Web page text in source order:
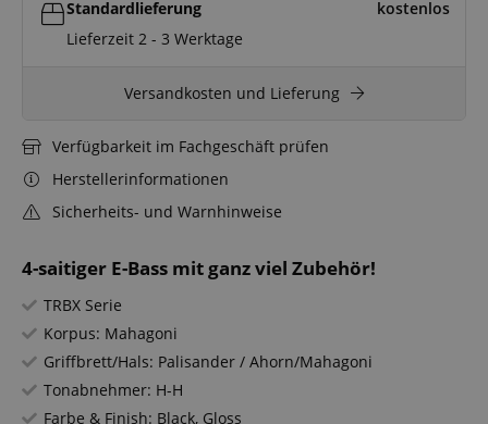
4-saitiger E-Bass mit ganz viel Zubehör!
TRBX Serie
Korpus: Mahagoni
Griffbrett/Hals: Palisander / Ahorn/Mahagoni
Tonabnehmer: H-H
Farbe & Finish: Black, Gloss
Standardlieferung
kostenlos
Lieferzeit 2 - 3 Werktage
Versandkosten und Lieferung
Verfügbarkeit im Fachgeschäft prüfen
Herstellerinformationen
Sicherheits- und Warnhinweise